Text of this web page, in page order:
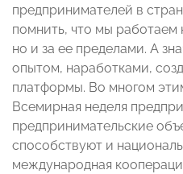
предпринимателей в
помнить, что мы работаем
но и за ее пределами. А
опытом, наработками,
платформы. Во многом
Всемирная неделя
предпринимательские
способствуют и
международная